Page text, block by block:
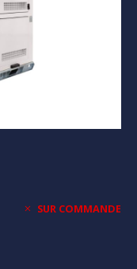
SUR COMMANDE